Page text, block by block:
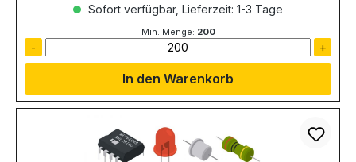
Sofort verfügbar, Lieferzeit: 1-3 Tage
Min. Menge: 200
- +
In den Warenkorb